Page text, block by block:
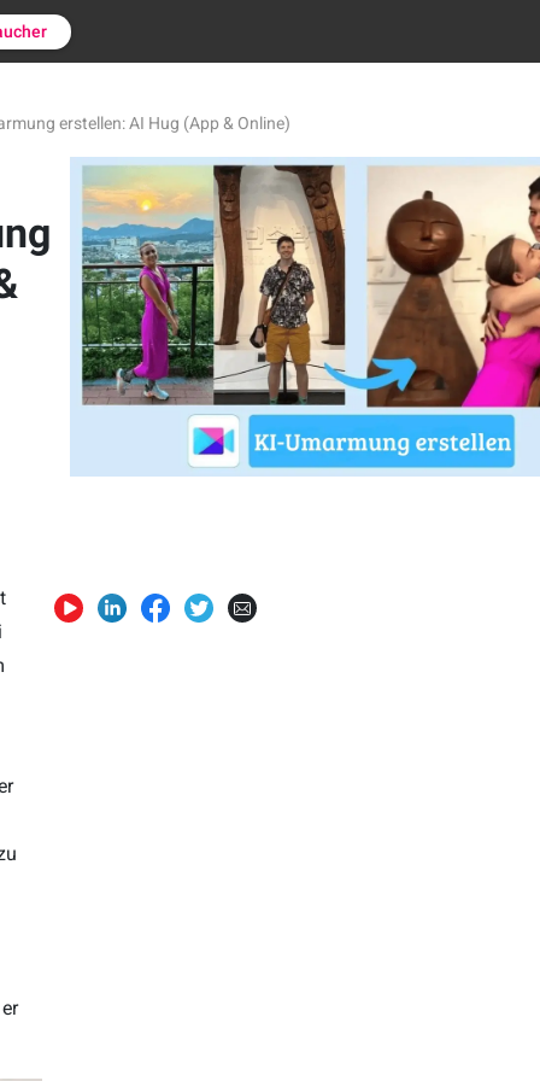
erstellen: AI Hug (App & Online)